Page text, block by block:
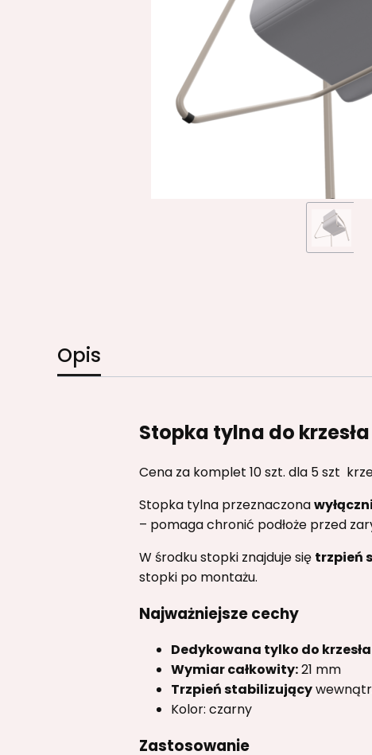
Opis
Stopka tylna do
Cena za komplet 10 szt. dla 5 szt
Stopka tylna przeznaczona
– pomaga chronić podłoże przed
W środku stopki znajduje się trzpień
stopki po montażu.
Najważniejsze cechy
Dedykowana tylko do
Wymiar całkowity:21 mm
Trzpień stabilizujący
Kolor: czarny
Zastosowanie